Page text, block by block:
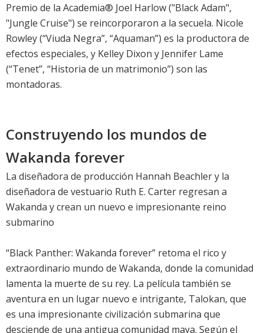
Premio de la Academia® Joel Harlow ("Black Adam",
"Jungle Cruise") se reincorporaron a la secuela. Nicole
Rowley (“Viuda Negra”, “Aquaman”) es la productora de
efectos especiales, y Kelley Dixon y Jennifer Lame
(“Tenet”, “Historia de un matrimonio”) son las
montadoras.
Construyendo los mundos de
Wakanda forever
La diseñadora de producción Hannah Beachler y la
diseñadora de vestuario Ruth E. Carter regresan a
Wakanda y crean un nuevo e impresionante reino
submarino
“Black Panther: Wakanda forever” retoma el rico y
extraordinario mundo de Wakanda, donde la comunidad
lamenta la muerte de su rey. La película también se
aventura en un lugar nuevo e intrigante, Talokan, que
es una impresionante civilización submarina que
desciende de una antigua comunidad maya. Según el